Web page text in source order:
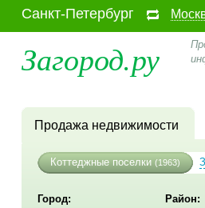
Санкт-Петербург
Загород.ру
Продажа недвижимости
Коттеджные поселки (1963)
Город: Район: